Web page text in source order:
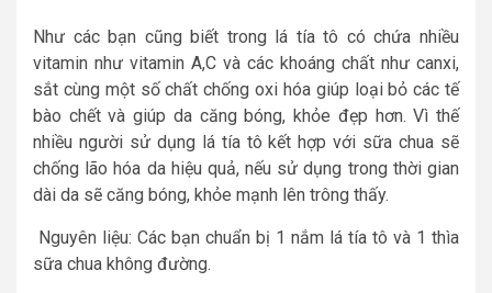
Như các bạn cũng biết trong lá tía tô có chứa nhiều
vitamin như vitamin A,C và các khoáng chất như canxi,
sắt cùng một số chất chống oxi hóa giúp loại bỏ các tế
bào chết và giúp da căng bóng, khỏe đẹp hơn. Vì thế
nhiều người sử dụng lá tía tô kết hợp với sữa chua sẽ
chống lão hóa da hiệu quả, nếu sử dụng trong thời gian
dài da sẽ căng bóng, khỏe mạnh lên trông thấy.
Nguyên liệu: Các bạn chuẩn bị 1 nắm lá tía tô và 1 thìa
sữa chua không đường.